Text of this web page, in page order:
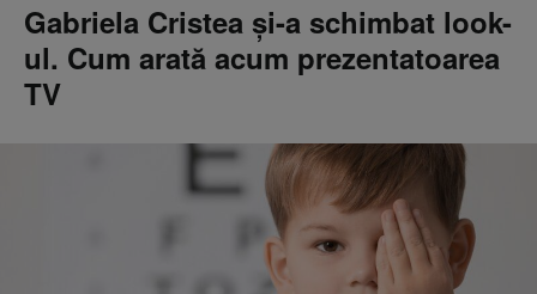
Gabriela Cristea și-a schimbat look-
ul. Cum arată acum prezentatoarea
TV